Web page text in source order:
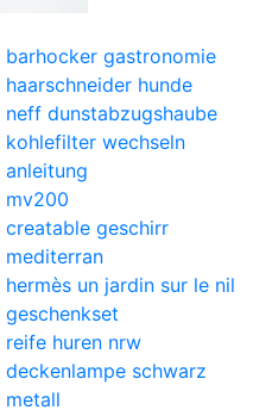
barhocker gastronomie
haarschneider hunde
neff dunstabzugshaube
kohlefilter wechseln
anleitung
mv200
creatable geschirr
mediterran
hermès un jardin sur le nil
geschenkset
reife huren nrw
deckenlampe schwarz
metall